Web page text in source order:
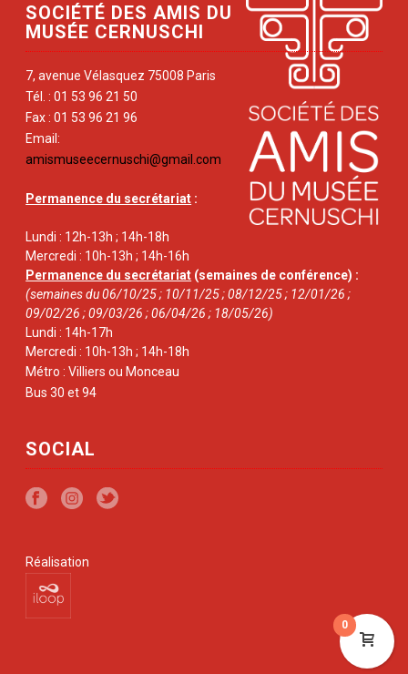
SOCIÉTÉ DES AMIS DU
MUSÉE CERNUSCHI
7, avenue Vélasquez 75008 Paris
Tél. : 01 53 96 21 50
Fax : 01 53 96 21 96
Email:
amismuseecernuschi@gmail.com
Permanence du secrétariat :
Lundi : 12h-13h ; 14h-18h
Mercredi : 10h-13h ; 14h-16h
Permanence du secrétariat (semaines de conférence) :
(semaines du 06/10/25 ; 10/11/25 ; 08/12/25 ; 12/01/26 ;
09/02/26 ; 09/03/26 ; 06/04/26 ; 18/05/26)
Lundi : 14h-17h
Mercredi : 10h-13h ; 14h-18h
Métro : Villiers ou Monceau
Bus 30 et 94
SOCIAL
Réalisation
0